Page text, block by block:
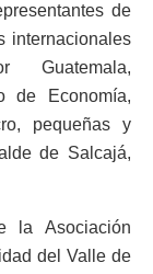
de
internacionales
Guatemala,
de Economía,
pequeñas y
de Salcajá,
la Asociación
del Valle de